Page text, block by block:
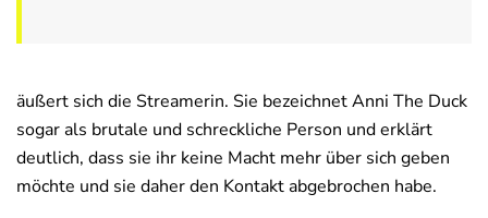
äußert sich die Streamerin. Sie bezeichnet Anni The Duck
sogar als brutale und schreckliche Person und erklärt
deutlich, dass sie ihr keine Macht mehr über sich geben
möchte und sie daher den Kontakt abgebrochen habe.